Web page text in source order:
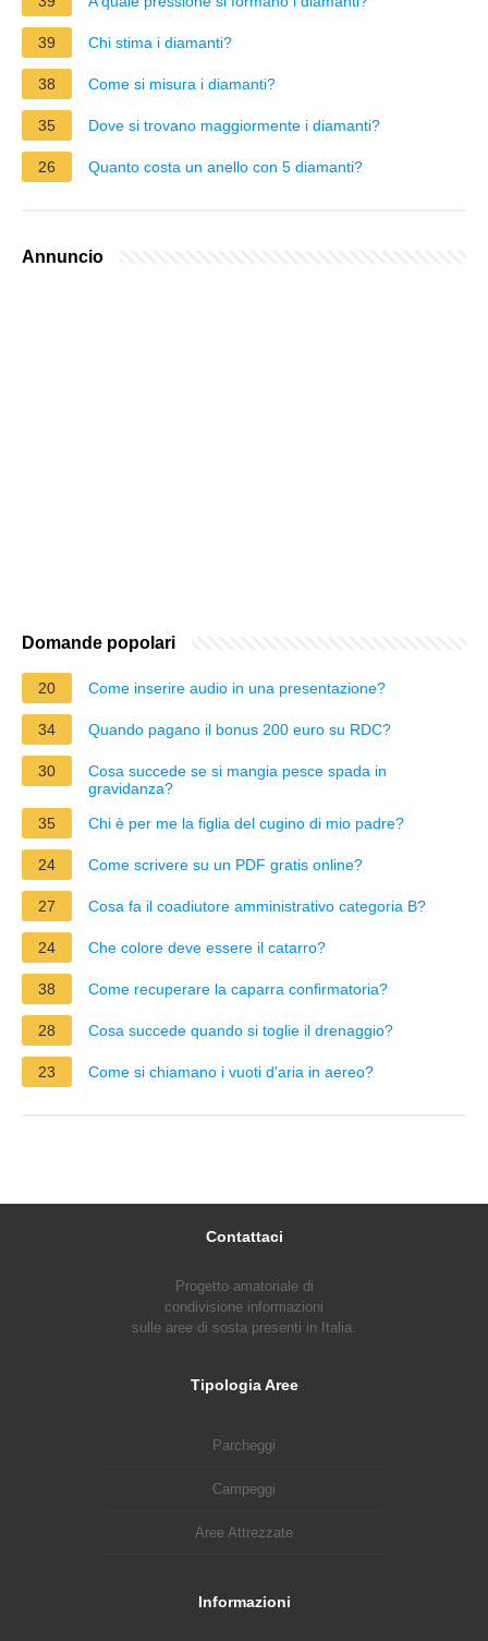
39 Chi stima i diamanti?
38 Come si misura i diamanti?
35 Dove si trovano maggiormente i diamanti?
26 Quanto costa un anello con 5 diamanti?
Annuncio
Domande popolari
20 Come inserire audio in una presentazione?
34 Quando pagano il bonus 200 euro su RDC?
30
Cosa succede se si mangia pesce spada in
gravidanza?
35
Chi è per me la figlia del cugino di mio padre?
24 Come scrivere su un PDF gratis online?
27 Cosa fa il coadiutore amministrativo categoria B?
24 Che colore deve essere il catarro?
38 Come recuperare la caparra confirmatoria?
28 Cosa succede quando si toglie il drenaggio?
23 Come si chiamano i vuoti d'aria in aereo?
Contattaci
Progetto amatoriale di
condivisione informazioni
sulle aree di sosta presenti in Italia.
Tipologia Aree
Parcheggi
Campeggi
Aree Attrezzate
Informazioni